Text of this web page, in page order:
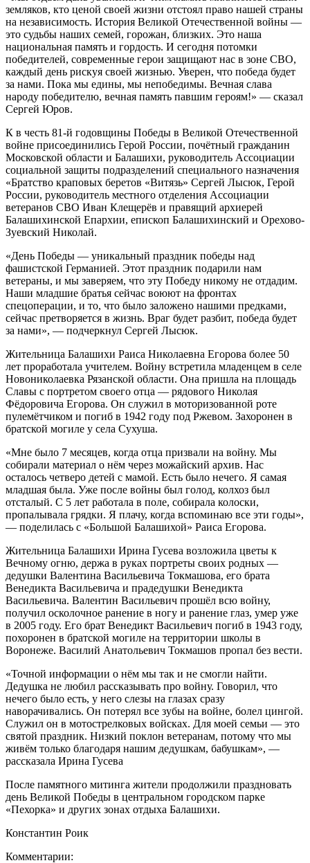
земляков, кто ценой своей жизни отстоял право нашей страны
на независимость. История Великой Отечественной войны —
это судьбы наших семей, горожан, близких. Это наша
национальная память и гордость. И сегодня потомки
победителей, современные герои защищают нас в зоне СВО,
каждый день рискуя своей жизнью. Уверен, что победа будет
за нами. Пока мы едины, мы непобедимы. Вечная слава
народу победителю, вечная память павшим героям!» — сказал
Сергей Юров.
К в честь 81-й годовщины Победы в Великой Отечественной
войне присоединились Герой России, почётный гражданин
Московской области и Балашихи, руководитель Ассоциации
социальной защиты подразделений специального назначения
«Братство краповых беретов «Витязь» Сергей Лысюк, Герой
России, руководитель местного отделения Ассоциации
ветеранов СВО Иван Клещерёв и правящий архиерей
Балашихинской Епархии, епископ Балашихинский и Орехово-
Зуевский Николай.
«День Победы — уникальный праздник победы над
фашистской Германией. Этот праздник подарили нам
ветераны, и мы заверяем, что эту Победу никому не отдадим.
Наши младшие братья сейчас воюют на фронтах
спецоперации, и то, что было заложено нашими предками,
сейчас претворяется в жизнь. Враг будет разбит, победа будет
за нами», — подчеркнул Сергей Лысюк.
Жительница Балашихи Раиса Николаевна Егорова более 50
лет проработала учителем. Войну встретила младенцем в селе
Новониколаевка Рязанской области. Она пришла на площадь
Славы с портретом своего отца — рядового Николая
Фёдоровича Егорова. Он служил в моторизованной роте
пулемётчиком и погиб в 1942 году под Ржевом. Захоронен в
братской могиле у села Сухуша.
«Мне было 7 месяцев, когда отца призвали на войну. Мы
собирали материал о нём через можайский архив. Нас
осталось четверо детей с мамой. Есть было нечего. Я самая
младшая была. Уже после войны был голод, колхоз был
отсталый. С 5 лет работала в поле, собирала колоски,
пропалывала грядки. Я плачу, когда вспоминаю все эти годы»,
— поделилась с «Большой Балашихой» Раиса Егорова.
Жительница Балашихи Ирина Гусева возложила цветы к
Вечному огню, держа в руках портреты своих родных —
дедушки Валентина Васильевича Токмашова, его брата
Венедикта Васильевича и прадедушки Венедикта
Васильевича. Валентин Васильевич прошёл всю войну,
получил осколочное ранение в ногу и ранение глаз, умер уже
в 2005 году. Его брат Венедикт Васильевич погиб в 1943 году,
похоронен в братской могиле на территории школы в
Воронеже. Василий Анатольевич Токмашов пропал без вести.
«Точной информации о нём мы так и не смогли найти.
Дедушка не любил рассказывать про войну. Говорил, что
нечего было есть, у него слезы на глазах сразу
наворачивались. Он потерял все зубы на войне, болел цингой.
Служил он в мотострелковых войсках. Для моей семьи — это
святой праздник. Низкий поклон ветеранам, потому что мы
живём только благодаря нашим дедушкам, бабушкам», —
рассказала Ирина Гусева
После памятного митинга жители продолжили праздновать
день Великой Победы в центральном городском парке
«Пехорка» и других зонах отдыха Балашихи.
Константин Роик
Комментарии: